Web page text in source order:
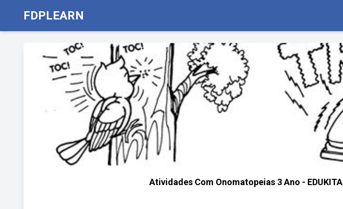
FDPLEARN
Atividades Com Onomatopeias 3 Ano - EDUKITA